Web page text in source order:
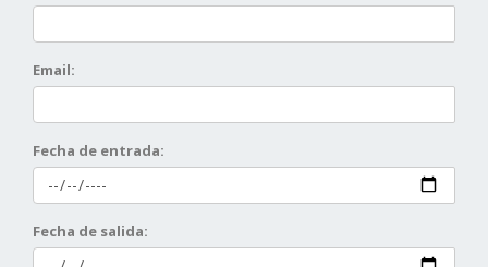
Email:
Fecha de entrada:
Fecha de salida: